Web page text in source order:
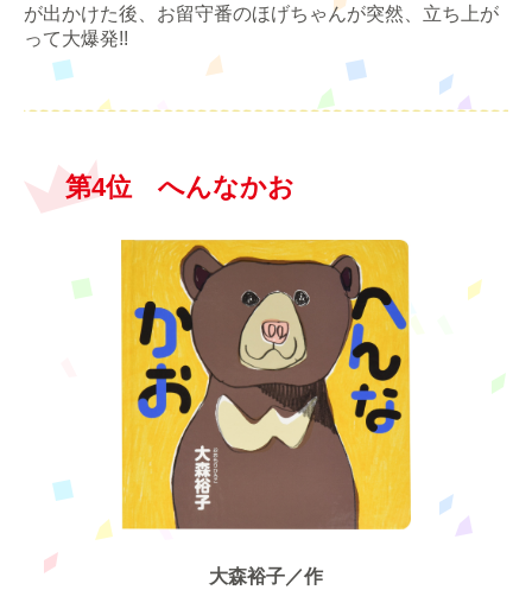
が出かけた後、お留守番のほげちゃんが突然、立ち上が
って大爆発!!
第4位 へんなかお
大森裕子／作